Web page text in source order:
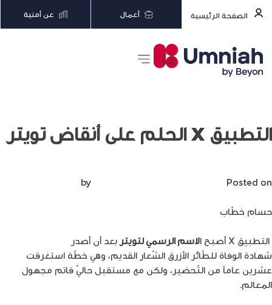
الصفحة الرئيسية أعمال عن أمنية
التطبيق X الحلم على أنقاض تويتر
Posted on
حسام خطّاب
التطبيق X أصبح ا
لاسم الرسمي لتويتربعد أن أصدر
شهادة الوفاة للطّائر الأزرق الشّعار القديم، وهي خطّة استغرقت
عشرين عاماً من التّحضير، ولكن مع مستقبل حاليّ قاتم مجهول
المعالم.